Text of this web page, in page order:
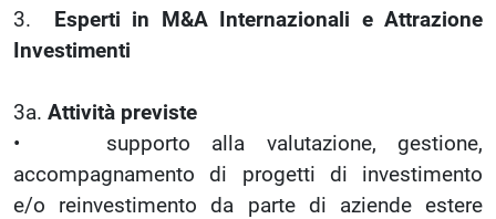
3. Esperti in M&A Internazionali e Attrazione
Investimenti
3a. Attività previste
• supporto alla valutazione, gestione,
accompagnamento di progetti di investimento
e/o reinvestimento da parte di aziende estere